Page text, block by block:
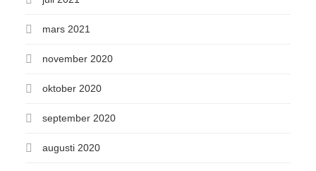
mars 2021
november 2020
oktober 2020
september 2020
augusti 2020